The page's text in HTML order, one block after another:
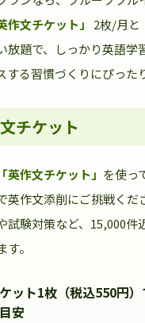
作文チケット」 2枚/月と
放題で、しっかり英語学
する習慣づくりにぴった
チケット
「英作文チケット」 を使っ
英作文添削にご挑戦くだ
試験対策など、15,000件
。
ット1枚（税込550円
安